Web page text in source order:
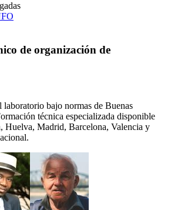
de organización de
bajo normas de Buenas
técnica especializada disponible
Huelva, Madrid, Barcelona, Valencia y